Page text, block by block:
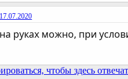
17.07.2020
на руках можно, при
чтобы здесь